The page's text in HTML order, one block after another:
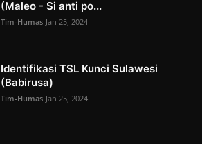
(Maleo - Si anti po...
Tim-Humas Jan 25, 2024
Identifikasi TSL Kunci Sulawesi
(Babirusa)
Tim-Humas Jan 25, 2024